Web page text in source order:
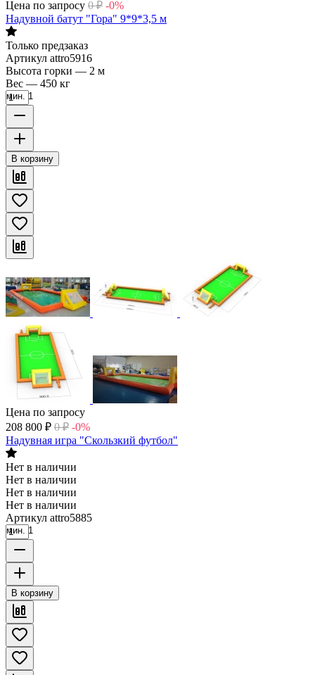
Цена по запросу 0 ₽ -0%
Надувной батут "Гора" 9*9*3,5 м
Только предзаказ
Артикул attro5916
Высота горки — 2 м
Вес — 450 кг
мин. 1
В корзину
Цена по запросу
208 800 ₽ 0 ₽ -0%
Надувная игра "Скользкий футбол"
Нет в наличии
Нет в наличии
Нет в наличии
Нет в наличии
Артикул attro5885
мин. 1
В корзину